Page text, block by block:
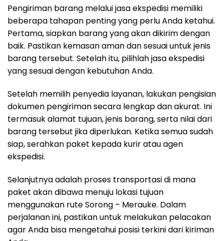
Pengiriman barang melalui jasa ekspedisi memiliki
beberapa tahapan penting yang perlu Anda ketahui.
Pertama, siapkan barang yang akan dikirim dengan
baik. Pastikan kemasan aman dan sesuai untuk jenis
barang tersebut. Setelah itu, pilihlah jasa ekspedisi
yang sesuai dengan kebutuhan Anda.
Setelah memilih penyedia layanan, lakukan pengisian
dokumen pengiriman secara lengkap dan akurat. Ini
termasuk alamat tujuan, jenis barang, serta nilai dari
barang tersebut jika diperlukan. Ketika semua sudah
siap, serahkan paket kepada kurir atau agen
ekspedisi.
Selanjutnya adalah proses transportasi di mana
paket akan dibawa menuju lokasi tujuan
menggunakan rute Sorong – Merauke. Dalam
perjalanan ini, pastikan untuk melakukan pelacakan
agar Anda bisa mengetahui posisi terkini dari kiriman